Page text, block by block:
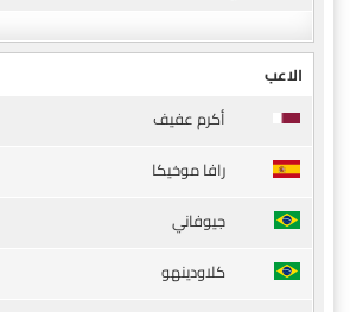
الاعب
أكرم عفيف
رافا موخيكا
جيوفاني
كلاودينهو